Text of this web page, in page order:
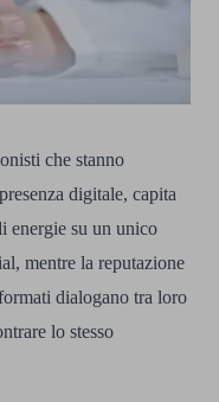
che stanno
digitale, capita
energie su un unico
mentre la reputazione
dialogano tra loro
lo stesso